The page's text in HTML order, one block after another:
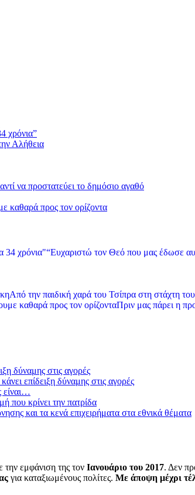
χρόνια”
Αλήθεια
να προστατεύει το δημόσιο αγαθό
καθαρά προς τον ορίζοντα
“Ευχαριστώ τον Θεό που μας έδωσε
Από την παιδική χαρά του Τσίπρα στη στάχτη
Πριν μας πάρει η
δύναμης στις αγορές
επίδειξη δύναμης στις αγορές
είναι…
που κρίνει την πατρίδα
και τα κενά επιχειρήματα στα εθνικά θέματα
την εμφάνιση της τον Ιανουάριο του 2017. Δεν
για καταξιωμένους πολίτες. Με άποψη μέχρι